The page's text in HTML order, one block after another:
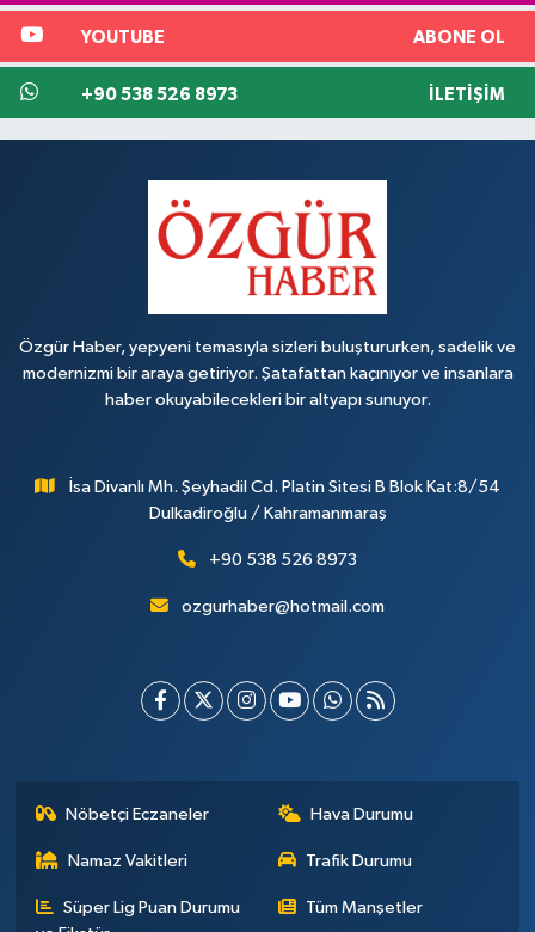
YOUTUBE ABONE OL
+90 538 526 8973 İLETIŞIM
Özgür Haber, yepyeni temasıyla sizleri buluştururken, sadelik ve
modernizmi bir araya getiriyor. Şatafattan kaçınıyor ve insanlara
haber okuyabilecekleri bir altyapı sunuyor.
İsa Divanlı Mh. Şeyhadil Cd. Platin Sitesi B Blok Kat:8/54
Dulkadiroğlu / Kahramanmaraş
+90 538 526 8973
ozgurhaber@hotmail.com
Nöbetçi Eczaneler Hava Durumu
Namaz Vakitleri Trafik Durumu
Süper Lig Puan Durumu
Tüm Manşetler